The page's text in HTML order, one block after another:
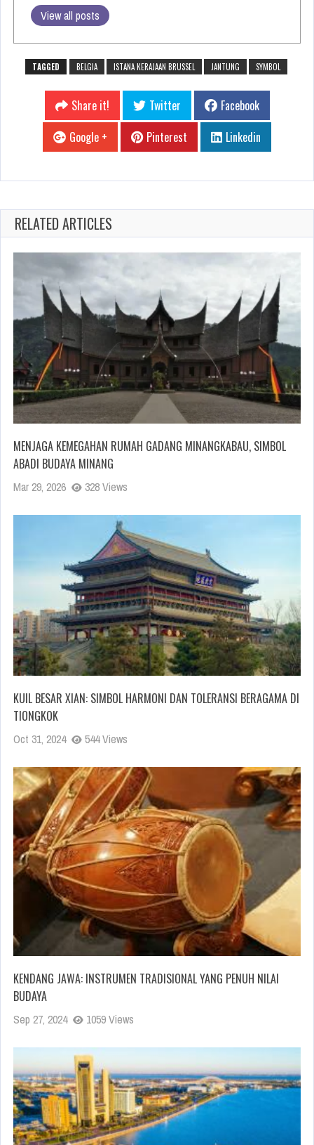
View all posts
TAGGED BELGIA ISTANA KERAJAAN BRUSSEL JANTUNG SYMBOL
Share it! Twitter
Facebook
Google +
Pinterest Linkedin
RELATED ARTICLES
MENJAGA KEMEGAHAN RUMAH GADANG MINANGKABAU, SIMBOL
ABADI BUDAYA MINANG
Mar 29, 2026 328 Views
KUIL BESAR XIAN: SIMBOL HARMONI DAN TOLERANSI BERAGAMA DI
TIONGKOK
Oct 31, 2024 544 Views
KENDANG JAWA: INSTRUMEN TRADISIONAL YANG PENUH NILAI
BUDAYA
Sep 27, 2024 1059 Views